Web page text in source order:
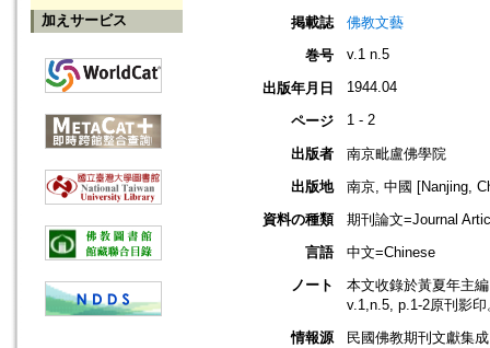
加えサービス
掲載誌
佛教文藝
巻号
v.1 n.5
出版年月日 1944.04
ページ 1 - 2
出版者
南京毗盧佛學院
出版地
南京, 中國 [Nanjing,
資料の種類
期刊論文=Journal
言語
中文=Chinese
ノート
本文收錄於黃夏年主
v.1,n.5, p.1-2原刊影印
情報源
民國佛教期刊文獻集